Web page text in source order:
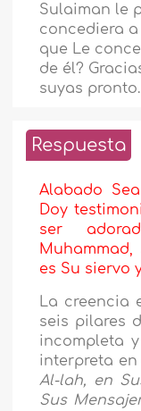
Sulaiman le
concediera
que Le
de él?
suyas pronto.
Respuesta
Alabado
Doy
ser
es Su siervo
La creencia
seis pilares
incompleta
interpreta en
Al-lah, en
Sus